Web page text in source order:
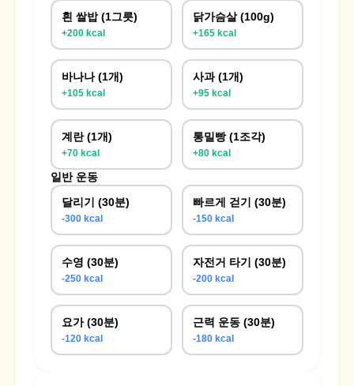
흰 쌀밥 (1그릇)
+200 kcal
닭가슴살 (100g)
+165 kcal
바나나 (1개)
+105 kcal
사과 (1개)
+95 kcal
계란 (1개)
+70 kcal
통밀빵 (1조각)
+80 kcal
일반 운동
달리기 (30분)
-300 kcal
빠르게 걷기 (30분)
-150 kcal
수영 (30분)
-250 kcal
자전거 타기 (30분)
-200 kcal
요가 (30분)
-120 kcal
근력 운동 (30분)
-180 kcal